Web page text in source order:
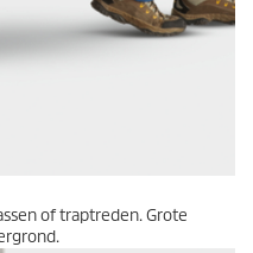
of traptreden. Grote